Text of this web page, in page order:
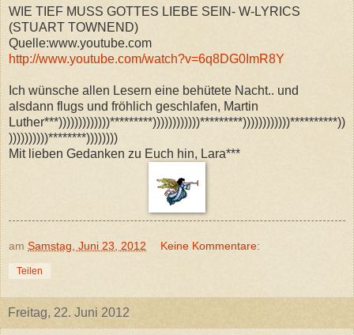
WIE TIEF MUSS GOTTES LIEBE SEIN- W-LYRICS
(STUART TOWNEND)
Quelle:www.youtube.com
http://www.youtube.com/watch?v=6q8DG0ImR8Y
Ich wünsche allen Lesern eine behütete Nacht.. und
alsdann flugs und fröhlich geschlafen, Martin
Luther***)))))))))))))*********))))))))))))*********))))))))))))**********))
))))))))))********))))))))
Mit lieben Gedanken zu Euch hin, Lara***
am Samstag, Juni 23, 2012 Keine Kommentare:
Teilen
Freitag, 22. Juni 2012